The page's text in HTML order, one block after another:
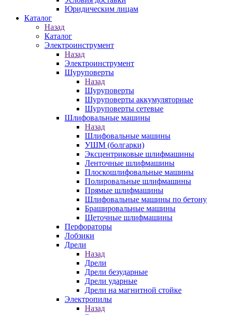
Юридическим лицам
Каталог
Назад
Каталог
Электроинструмент
Назад
Электроинструмент
Шуруповерты
Назад
Шуруповерты
Шуруповерты аккумуляторные
Шуруповерты сетевые
Шлифовальные машины
Назад
Шлифовальные машины
УШМ (болгарки)
Эксцентриковые шлифмашины
Ленточные шлифмашины
Плоскошлифовальные машины
Полировальные шлифмашины
Прямые шлифмашины
Шлифовальные машины по бетону
Брашировальные машины
Щеточные шлифмашины
Перфораторы
Лобзики
Дрели
Назад
Дрели
Дрели безударные
Дрели ударные
Дрели на магнитной стойке
Электропилы
Назад